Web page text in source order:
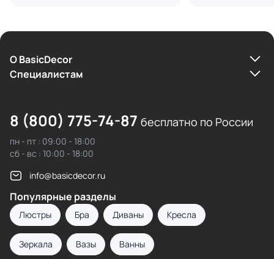
О BasicDecor
Cпециалистам
8 (800) 775-74-87 бесплатно по России
пн - пт : 09:00 - 18:00
сб - вс : 10:00 - 18:00
info@basicdecor.ru
Популярные разделы
Люстры Бра Диваны Кресла
Зеркала Вазы Ванны